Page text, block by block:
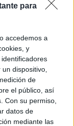
para
accedemos a
y
dispositivo,
de
el público, así
Con su permiso,
datos de
mediante las